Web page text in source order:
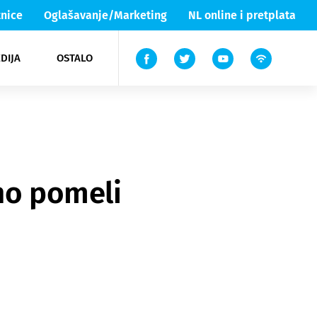
Oglašavanje/Marketing NL online i pretplata
OSTALO
Lika & Senj
TV
pomeli